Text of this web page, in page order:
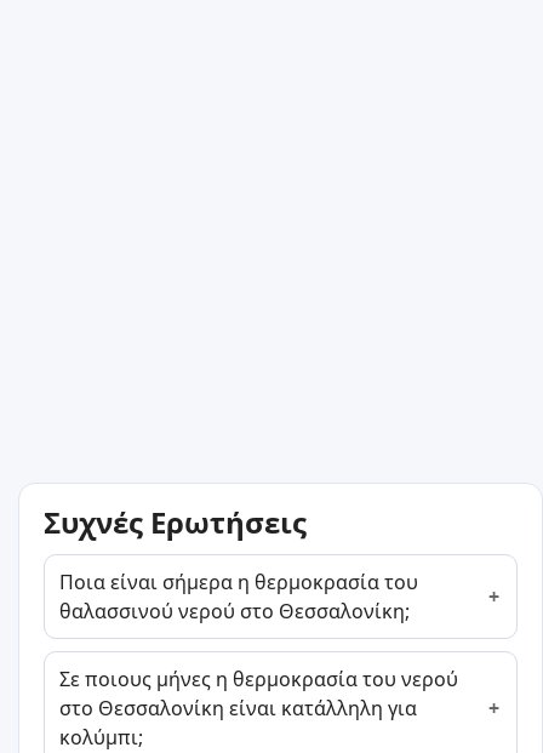
Συχνές Ερωτήσεις
Ποια είναι σήμερα η θερμοκρασία του
θαλασσινού νερού στο Θεσσαλονίκη;
Σε ποιους μήνες η θερμοκρασία του νερού
στο Θεσσαλονίκη είναι κατάλληλη για
κολύμπι;